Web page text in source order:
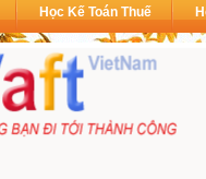
Học Kế Toán Thuế